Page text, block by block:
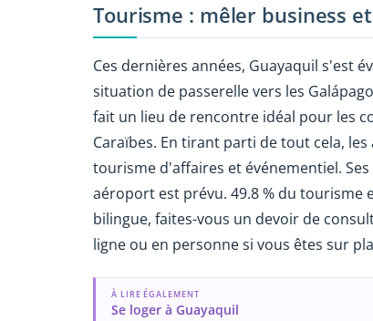
Tourisme : mêler business
Ces dernières années, Guayaquil s'est
situation de passerelle vers les
fait un lieu de rencontre idéal pour les
Caraïbes. En tirant parti de tout cela,
tourisme d'affaires et événementiel.
aéroport est prévu. 49.8 % du tourisme
bilingue, faites-vous un devoir de
ligne ou en personne si vous êtes sur
À LIRE ÉGALEMENT
Se loger à Guayaquil